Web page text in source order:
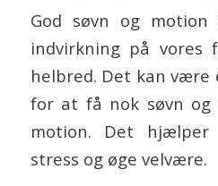
God søvn og
indvirkning på vores
helbred. Det kan være
for at få nok søvn og
motion. Det hjælper
stress og øge velvære.